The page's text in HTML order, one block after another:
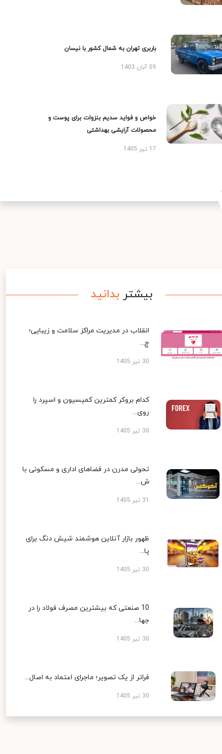
باربری تهران به شمال کشور با نیسان
09 آبان 1403
خواص و فواید سدیم بنزوات برای پوست و
محصولات آرایشی بهداشتی
17 تیر 1405
بیشتر بدانید
انقلاب در مدیریت مراکز سلامت و زیبایی؛
چ...
30 تیر 1405
کدام بروکر کمترین کمیسیون و اسپرد را
روی...
30 تیر 1405
تحولی مدرن در فضاهای اداری و مسکونی با
ش...
ظهور بازار آنلاین هوشمند شیش دنگ برای
پا...
30 تیر 1405
10 صنعتی که بیشترین مصرف فولاد را در
جها...
30 تیر 1405
فراتر از یک تصویر؛ ماجرای اعتماد به اصال...
30 تیر 1405